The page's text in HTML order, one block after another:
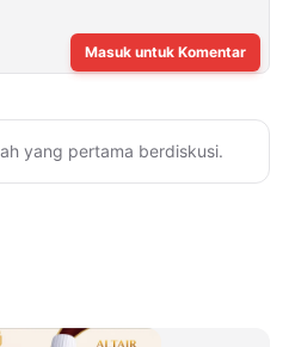
Masuk untuk Komentar
yang pertama berdiskusi.